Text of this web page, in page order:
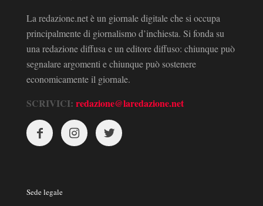
La redazione.net è un giornale digitale che si occupa
principalmente di giornalismo d’inchiesta. Si fonda su
una redazione diffusa e un editore diffuso: chiunque può
segnalare argomenti e chiunque può sostenere
economicamente il giornale.
SCRIVICI: redazione@laredazione.net
Sede legale